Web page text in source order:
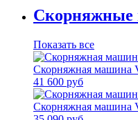
Показать все
Скорняжная машина
41 600 руб
Скорняжная машина